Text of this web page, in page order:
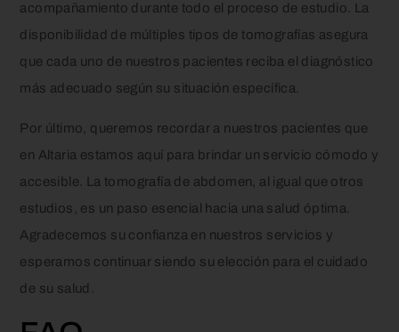
acompañamiento durante todo el proceso de estudio. La
disponibilidad de múltiples tipos de tomografías asegura
que cada uno de nuestros pacientes reciba el diagnóstico
más adecuado según su situación específica.
Por último, queremos recordar a nuestros pacientes que
en Altaria estamos aquí para brindar un servicio cómodo y
accesible. La tomografía de abdomen, al igual que otros
estudios, es un paso esencial hacia una salud óptima.
Agradecemos su confianza en nuestros servicios y
esperamos continuar siendo su elección para el cuidado
de su salud.